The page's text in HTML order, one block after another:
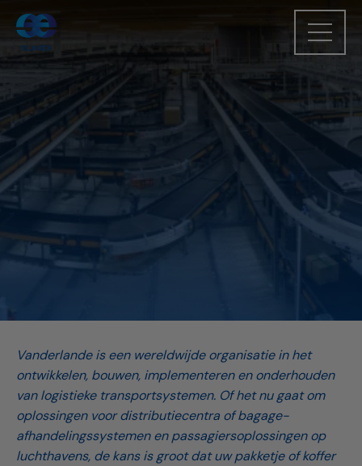
Vanderlande is een wereldwijde organisatie in het
ontwikkelen, bouwen, implementeren en onderhouden
van logistieke transportsystemen. Of het nu gaat om
oplossingen voor distributiecentra of bagage-
afhandelingssystemen en passagiersoplossingen op
luchthavens, de kans is groot dat uw pakketje of koffer